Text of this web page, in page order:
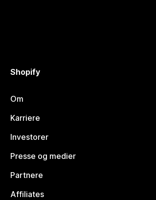
Shopify
Om
Karriere
Investorer
Presse og medier
Partnere
Affiliates